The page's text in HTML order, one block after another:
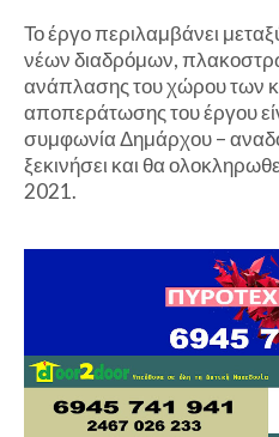
Το έργο περιλαμβάνει
νέων διαδρόμων,
ανάπλασης του χώρου των
αποπεράτωσης του έργου
συμφωνία Δημάρχου –
ξεκινήσει και θα
2021.